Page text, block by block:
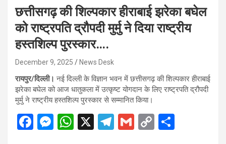
छत्तीसगढ़ की शिल्पकार हीराबाई झरेका बघेल
को राष्ट्रपति द्रौपदी मुर्मु ने दिया राष्ट्रीय
हस्तशिल्प पुरस्कार….
December 9, 2025 News Desk
रायपुर/दिल्ली।नई दिल्ली के विज्ञान भवन में छत्तीसगढ़ की शिल्पकार हीराबाई
झरेका बघेल को आज धातुकला में उत्कृष्ट योगदान के लिए राष्ट्रपति द्रौपदी
मुर्मु ने राष्ट्रीय हस्तशिल्प पुरस्कार से सम्मानित किया।
F
M W X
T
G
C